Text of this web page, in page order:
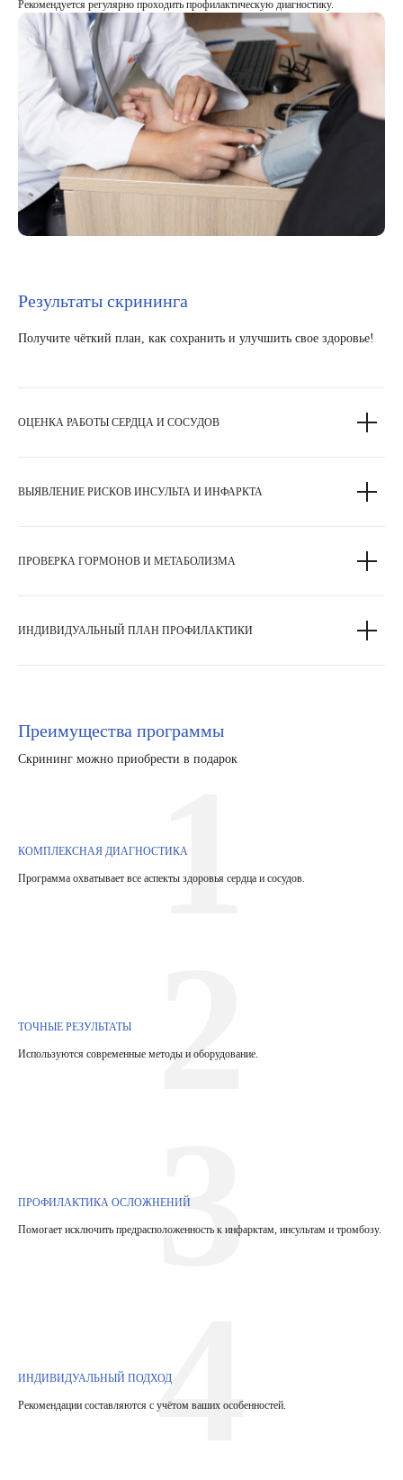
Рекомендуется регулярно проходить профилактическую диагностику.
Результаты скрининга
Получите чёткий план, как сохранить и улучшить свое здоровье!
ОЦЕНКА РАБОТЫ СЕРДЦА И СОСУДОВ
ВЫЯВЛЕНИЕ РИСКОВ ИНСУЛЬТА И ИНФАРКТА
ПРОВЕРКА ГОРМОНОВ И МЕТАБОЛИЗМА
ИНДИВИДУАЛЬНЫЙ ПЛАН ПРОФИЛАКТИКИ
Преимущества программы
Скрининг можно приобрести в подарок
КОМПЛЕКСНАЯ ДИАГНОСТИКА
Программа охватывает все аспекты здоровья сердца и сосудов.
1
ТОЧНЫЕ РЕЗУЛЬТАТЫ
Используются современные методы и оборудование.
2
ПРОФИЛАКТИКА ОСЛОЖНЕНИЙ
Помогает исключить предрасположенность к инфарктам, инсультам и тромбозу.
3
ИНДИВИДУАЛЬНЫЙ ПОДХОД
Рекомендации составляются с учётом ваших особенностей.
4